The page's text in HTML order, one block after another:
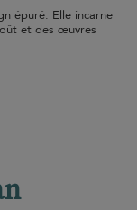
épuré. Elle incarne
et des œuvres